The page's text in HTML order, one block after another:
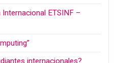
ETSINF –
internacionales?